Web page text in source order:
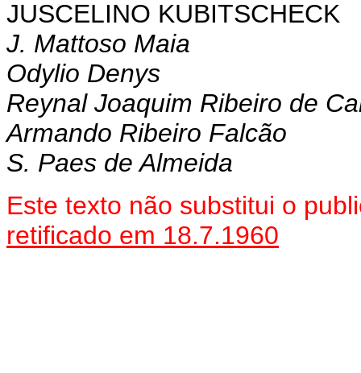
JUSCELINO KUBITSCHECK
J. Mattoso Maia
Odylio Denys
Reynal Joaquim Ribeiro de
Armando Ribeiro Falcão
S. Paes de Almeida
Este texto não substitui o
retificado em 18.7.1960